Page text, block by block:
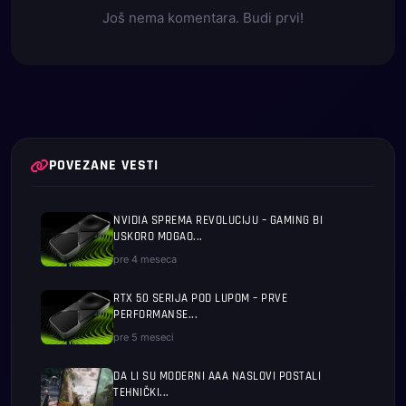
Još nema komentara. Budi prvi!
POVEZANE VESTI
NVIDIA SPREMA REVOLUCIJU – GAMING BI
USKORO MOGAO...
pre 4 meseca
RTX 50 SERIJA POD LUPOM – PRVE
PERFORMANSE...
pre 5 meseci
DA LI SU MODERNI AAA NASLOVI POSTALI
TEHNIČKI...